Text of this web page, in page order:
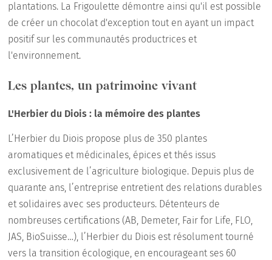
plantations. La Frigoulette démontre ainsi qu'il est possible
de créer un chocolat d'exception tout en ayant un impact
positif sur les communautés productrices et
l'environnement.
Les plantes, un patrimoine vivant
L'Herbier du Diois : la mémoire des plantes
L’Herbier du Diois propose plus de 350 plantes
aromatiques et médicinales, épices et thés issus
exclusivement de l’agriculture biologique. Depuis plus de
quarante ans, l’entreprise entretient des relations durables
et solidaires avec ses producteurs. Détenteurs de
nombreuses certifications (AB, Demeter, Fair for Life, FLO,
JAS, BioSuisse…), l’Herbier du Diois est résolument tourné
vers la transition écologique, en encourageant ses 60